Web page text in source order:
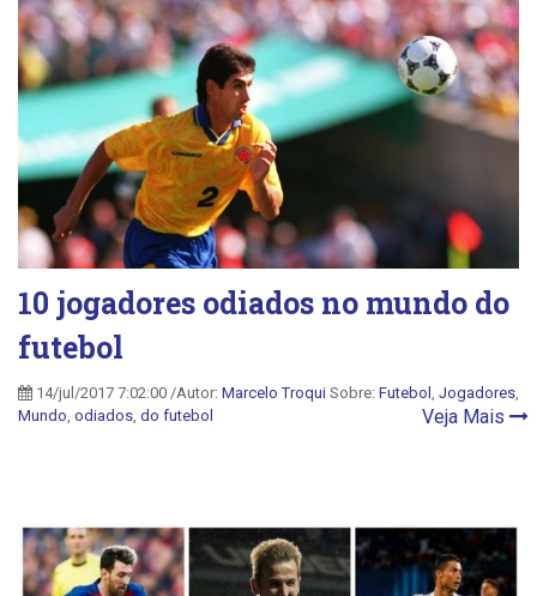
10 jogadores odiados no mundo do
futebol
14/jul/2017 7:02:00 /Autor: Marcelo Troqui Sobre: Futebol Jogadores
Mundo odiados do futebol Veja Mais